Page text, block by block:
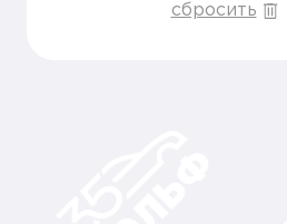
сбросить